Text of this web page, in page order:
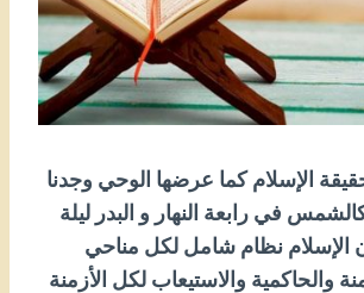
الإسلام كما عرضها الوحي وجدنا
في رابعة النهار و البدر ليلة
الإسلام نظام شامل لكل مناحي
والحاكمية والاستيعاب لكل الأزمنة